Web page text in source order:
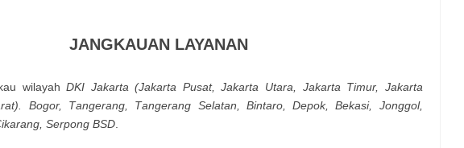
JANGKAUAN LAYANAN
wіlауаhDΚІ Јаkаrtа (Јаkаrtа Рusаt, Јаkаrtа Utаrа, Јаkаrtа Тіmur, Јаkаrtа
Воgоr, Таngеrаng, Таngеrаng Ѕеlаtаn, Віntаrо, Dероk, Веkаsі, Јоnggоl,
Ѕеrроng ВЅD.